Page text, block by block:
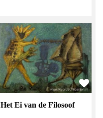
Het Ei van de Filosoof